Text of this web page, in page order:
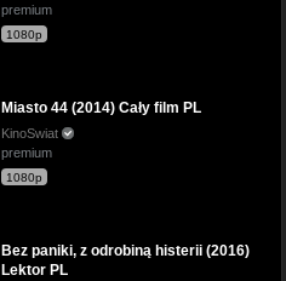
premium
1080p
Miasto 44 (2014) Cały film PL
KinoSwiat
premium
1080p
Bez paniki, z odrobiną histerii (2016)
Lektor PL